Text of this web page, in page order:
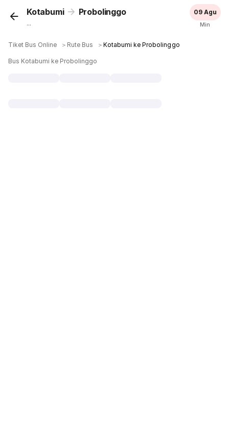
Kotabumi Probolinggo
...
09 Agu
Min
Tiket Bus Online ＞ Rute Bus ＞Kotabumi ke Probolinggo
Bus Kotabumi ke Probolinggo